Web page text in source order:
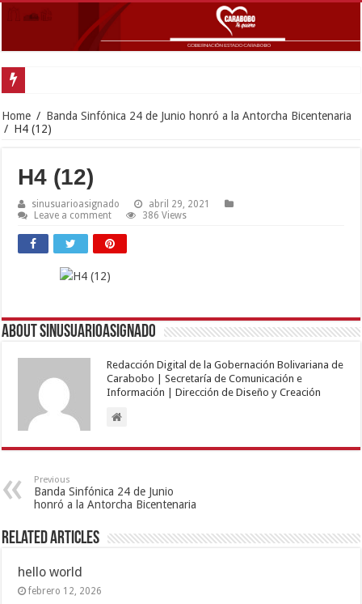
Home / Banda Sinfónica 24 de Junio honró a la Antorcha Bicentenaria
/ H4 (12)
H4 (12)
sinusuarioasignado
abril 29, 2021
Leave a comment
386 Views
About sinusuarioasignado
Redacción Digital de la Gobernación Bolivariana de
Carabobo | Secretaría de Comunicación e
Información | Dirección de Diseño y Creación
Previous
Banda Sinfónica 24 de Junio
honró a la Antorcha Bicentenaria
Related Articles
hello world
febrero 12, 2026